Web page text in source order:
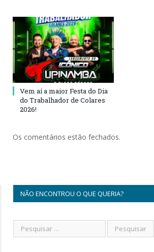
Vem aí a maior Festa do Dia
do Trabalhador de Colares
2026!
Os comentários estão fechados.
NÃO ENCONTROU O QUE QUERIA?